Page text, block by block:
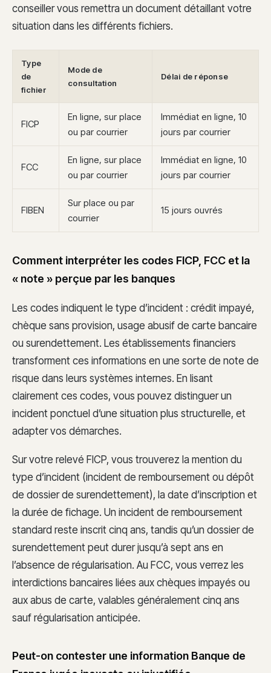
conseiller vous remettra un document détaillant votre
situation dans les différents fichiers.
Type
de
fichier
Mode de
consultation
Délai de réponse
FICP
En ligne, sur place
ou par courrier
Immédiat en ligne, 10
jours par courrier
FCC
En ligne, sur place
ou par courrier
Immédiat en ligne, 10
jours par courrier
FIBEN
Sur place ou par
courrier
15 jours ouvrés
Comment interpréter les codes FICP, FCC et la
« note » perçue par les banques
Les codes indiquent le type d’incident : crédit impayé,
chèque sans provision, usage abusif de carte bancaire
ou surendettement. Les établissements financiers
transforment ces informations en une sorte de note de
risque dans leurs systèmes internes. En lisant
clairement ces codes, vous pouvez distinguer un
incident ponctuel d’une situation plus structurelle, et
adapter vos démarches.
Sur votre relevé FICP, vous trouverez la mention du
type d’incident (incident de remboursement ou dépôt
de dossier de surendettement), la date d’inscription et
la durée de fichage. Un incident de remboursement
standard reste inscrit cinq ans, tandis qu’un dossier de
surendettement peut durer jusqu’à sept ans en
l’absence de régularisation. Au FCC, vous verrez les
interdictions bancaires liées aux chèques impayés ou
aux abus de carte, valables généralement cinq ans
sauf régularisation anticipée.
Peut-on contester une information Banque de